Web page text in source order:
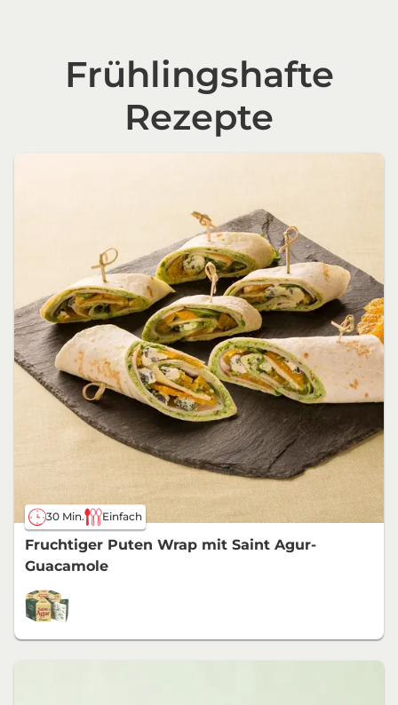
Frühlingshafte
Rezepte
30 Min. Einfach
Fruchtiger Puten Wrap mit Saint Agur-
Guacamole